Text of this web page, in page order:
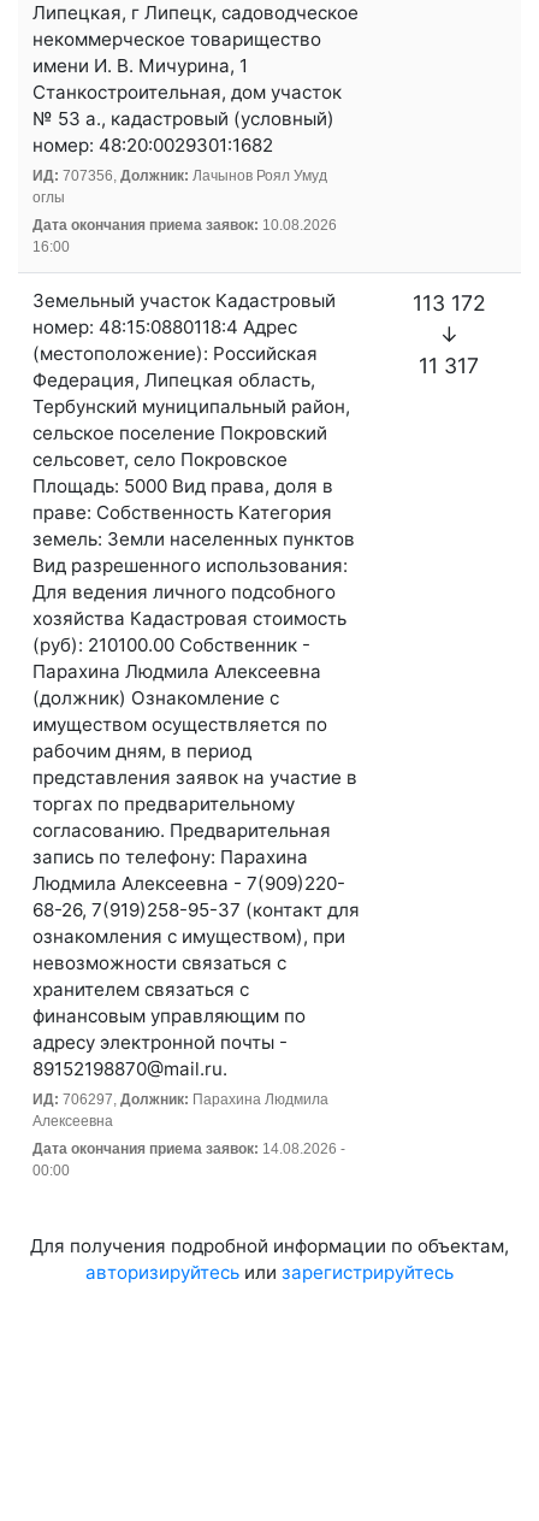
Липецкая, г Липецк, садоводческое
некоммерческое товарищество
имени И. В. Мичурина, 1
Станкостроительная, дом участок
№ 53 а., кадастровый (условный)
номер: 48:20:0029301:1682
ИД: 707356, Должник: Лачынов Роял Умуд
оглы
Дата окончания приема заявок: 10.08.2026
16:00
Земельный участок Кадастровый
номер: 48:15:0880118:4 Адрес
(местоположение): Российская
Федерация, Липецкая область,
Тербунский муниципальный район,
сельское поселение Покровский
сельсовет, село Покровское
Площадь: 5000 Вид права, доля в
праве: Собственность Категория
земель: Земли населенных пунктов
Вид разрешенного использования:
Для ведения личного подсобного
хозяйства Кадастровая стоимость
(руб): 210100.00 Собственник -
Парахина Людмила Алексеевна
(должник) Ознакомление с
имуществом осуществляется по
рабочим дням, в период
представления заявок на участие в
торгах по предварительному
согласованию. Предварительная
запись по телефону: Парахина
Людмила Алексеевна - 7(909)220-
68-26, 7(919)258-95-37 (контакт для
ознакомления с имуществом), при
невозможности связаться с
хранителем связаться с
финансовым управляющим по
адресу электронной почты -
89152198870@mail.ru.
ИД: 706297, Должник: Парахина Людмила
Алексеевна
Дата окончания приема заявок: 14.08.2026 -
00:00
113 172
↓
11 317
Для получения подробной информации по объектам,
авторизируйтесь или зарегистрируйтесь